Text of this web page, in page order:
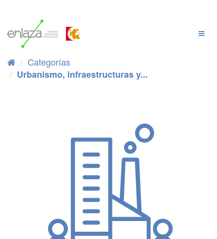
Categorías
Urbanismo, infraestructuras y...